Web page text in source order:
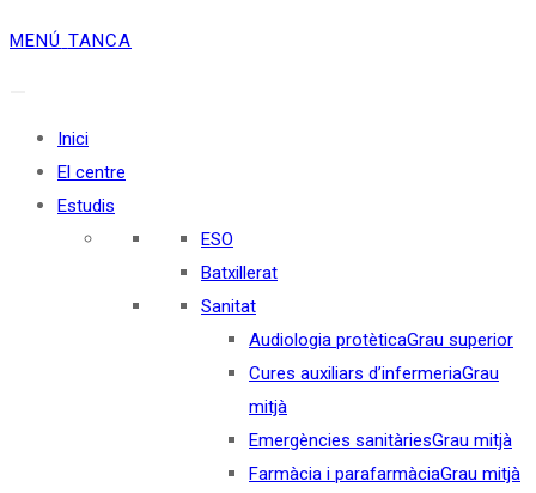
MENÚ TANCA
Inici
El centre
Estudis
ESO
Batxillerat
Sanitat
Audiologia protèticaGrau superior
Cures auxiliars d’infermeriaGrau
mitjà
Emergències sanitàriesGrau mitjà
Farmàcia i parafarmàciaGrau mitjà